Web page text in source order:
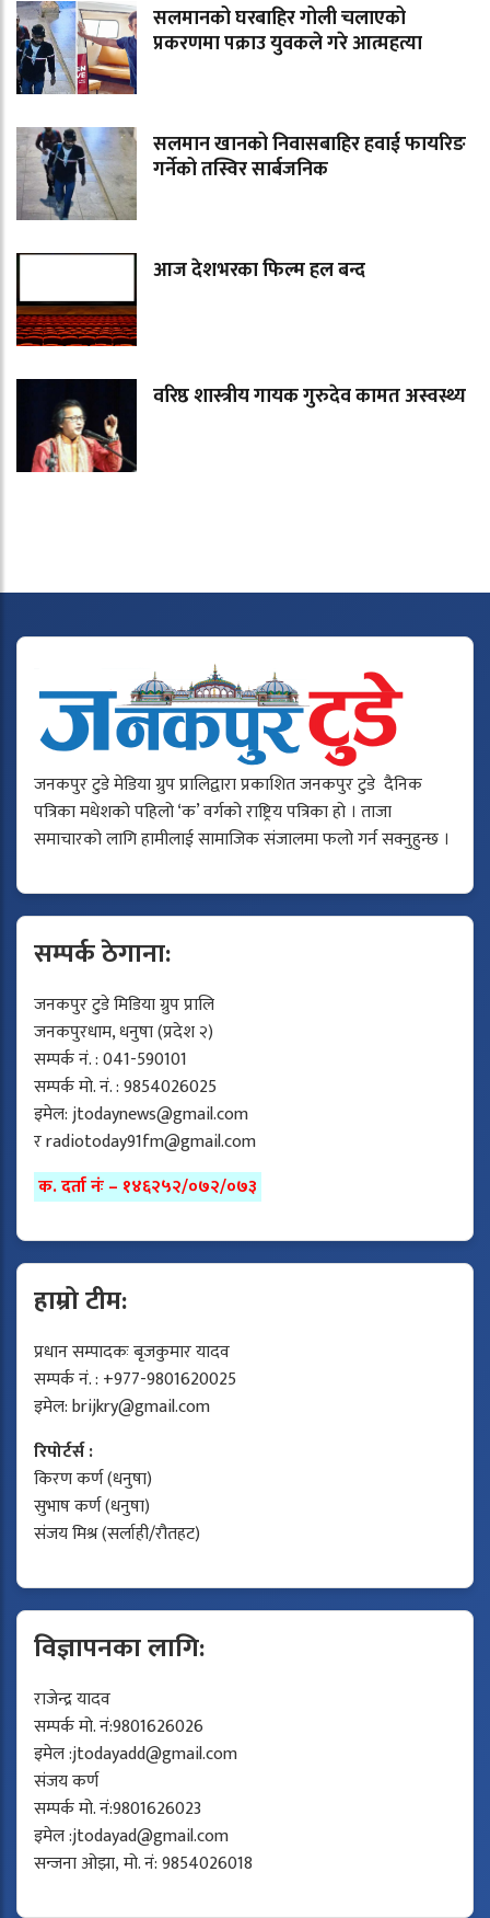
सलमानको घरबाहिर गोली चलाएको
प्रकरणमा पक्राउ युवकले गरे आत्महत्या
सलमान खानको निवासबाहिर हवाई फायरिङ
गर्नेको तस्विर सार्बजनिक
आज देशभरका फिल्म हल बन्द
वरिष्ठ शास्त्रीय गायक गुरुदेव कामत अस्वस्थ्य
जनकपुर टुडे मेडिया ग्रुप प्रालिद्वारा प्रकाशित जनकपुर टुडे दैनिक
पत्रिका मधेशको पहिलो ‘क’ वर्गको राष्ट्रिय पत्रिका हो । ताजा
समाचारको लागि हामीलाई सामाजिक संजालमा फलो गर्न सक्नुहुन्छ ।
सम्पर्क ठेगाना:
जनकपुर टुडे मिडिया ग्रुप प्रालि
जनकपुरधाम, धनुषा (प्रदेश २)
सम्पर्क नं. : 041-590101
सम्पर्क मो. नं. : 9854026025
इमेल:jtodaynews@gmail.com
रradiotoday91fm@gmail.com
क. दर्ता नंः – १४६२५२/०७२/०७३
हाम्रो टीम:
प्रधान सम्पादकः बृजकुमार यादव
सम्पर्क नं. : +977-9801620025
इमेल:brijkry@gmail.com
रिपोर्टर्स :
किरण कर्ण (धनुषा)
सुभाष कर्ण (धनुषा)
संजय मिश्र (सर्लाही/रौतहट)
विज्ञापनका लागि:
राजेन्द्र यादव
सम्पर्क मो. नं:9801626026
इमेल :jtodayadd@gmail.com
संजय कर्ण
सम्पर्क मो. नं:9801626023
इमेल :jtodayad@gmail.com
सन्जना ओझा, मो. नं: 9854026018